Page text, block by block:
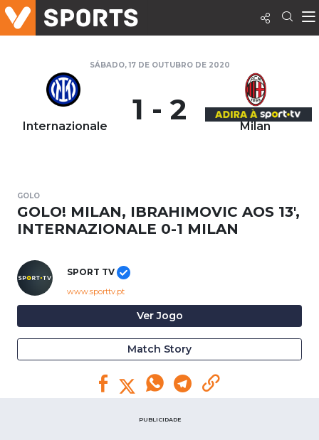
SÁBADO, 17 DE OUTUBRO DE 2020
Internazionale 1 - 2 Milan
GOLO
GOLO! MILAN, IBRAHIMOVIC AOS 13',
INTERNAZIONALE 0-1 MILAN
SPORT TV
www.sporttv.pt
Ver Jogo
Match Story
PUBLICIDADE